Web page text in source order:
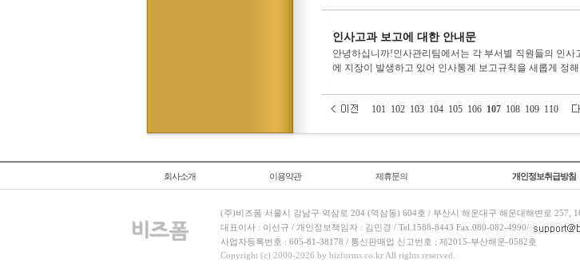
인사고과 보고에 대한 안내문
안녕하십니까!인사관리팀에서는 각 부서별 직원들의 인
에 지장이 발생하고 있어 인사통계 보고규칙을 새롭게 정
101 102 103 104 105 106 107 108 109 110
회사소개 이용약관 제휴문의 개인정보취급방침
(주)비즈폼 서울시 강남구 역삼로 204 (역삼동) 604호 / 부산시 해운대구 해운대해변로 257,
대표이사 : 이선규 / 개인정보책임자 : 김민경 / Tel.1588-8443 Fax.080-082-4990/
사업자등록번호 : 605-81-38178 / 통신판매업 신고번호 : 제2015-부산해운-0582호
Copyright (c) 2000-2026 by bizforms.co.kr All rights reserved.